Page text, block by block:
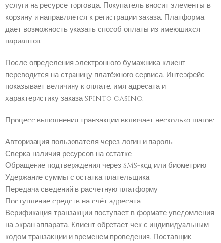
услуги на ресурсе торговца. Покупатель вносит элементы в
корзину и направляется к регистрации заказа. Платформа
дает возможность указать способ оплаты из имеющихся
вариантов.
После определения электронного бумажника клиент
переводится на страницу платёжного сервиса. Интерфейс
показывает величину к оплате, имя адресата и
характеристику заказа Spinto casino.
Процесс выполнения транзакции включает несколько шагов:
Авторизация пользователя через логин и пароль
Сверка наличия ресурсов на остатке
Обращение подтверждения через SMS-код или биометрию
Удержание суммы с остатка плательщика
Передача сведений в расчетную платформу
Поступление средств на счёт адресата
Верификация транзакции поступает в формате уведомления
на экран аппарата. Клиент обретает чек с индивидуальным
кодом транзакции и временем проведения. Поставщик